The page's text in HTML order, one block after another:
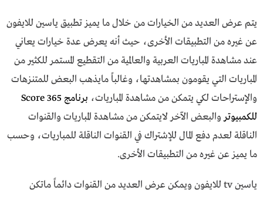
يتم عرض العديد من الخيارات من خلال ما يميز تطبيق ياسين للايفون
عن غيره من التطبيقات الأخرى، حيث أنه يعرض عدة خيارات يعاني
عند مشاهدة المباريات العربية والعالمية من التقطيع المستمر للكثير من
المباريات التي يقومون بمشاهدتها، وغالباً مايذهب البعض للمتنزهات
والإستراحات لكي يتمكن من مشاهدة المباريات،
برنامج 365 Score
للكمبيوتر والبعض الآخر لايتمكن من مشاهدة المباريات والقنوات
الناقلة لعدم دفع المال للإشتراك في القنوات الناقلة للمباريات، وحسب
ما يميز عن غيره من التطبيقات الأخرى.
ياسين tv للايفون
ويمكن عرض العديد من القنوات دائماً ماتكن